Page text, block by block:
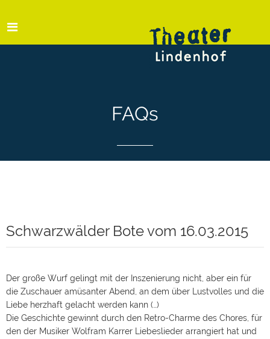
FAQs
Schwarzwälder Bote vom 16.03.2015
Der große Wurf gelingt mit der Inszenierung nicht, aber ein für
die Zuschauer amüsanter Abend, an dem über Lustvolles und die
Liebe herzhaft gelacht werden kann (…)
Die Geschichte gewinnt durch den Retro-Charme des Chores, für
den der Musiker Wolfram Karrer Liebeslieder arrangiert hat und